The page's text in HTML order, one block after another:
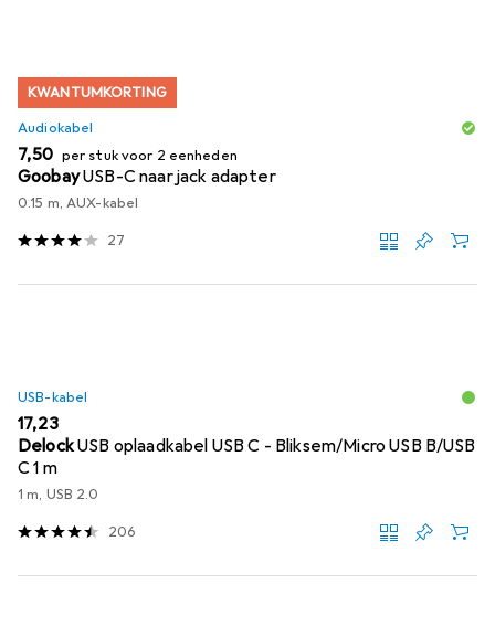
KWANTUMKORTING
Audiokabel
EUR
7,50 per stuk voor 2 eenheden
GoobayUSB-C naar jack adapter
0.15 m, AUX-kabel
27
USB-kabel
EUR
17,23
DelockUSB oplaadkabel USB C - Bliksem/Micro USB B/USB
C 1 m
1 m, USB 2.0
206